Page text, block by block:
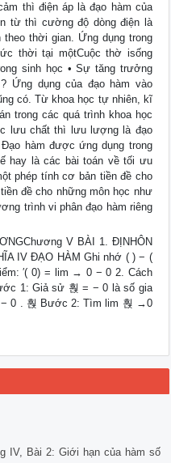
thì điện áp là đạo hàm của
từ thì cường độ dòng điện là
thời gian. Ứng dụng trong
thời tại mộtCuộc thờ isống
sinh học • Sự tăng trưởng
Ứng dụng của đạo hàm vào
có. Từ khoa học tự nhiên, kĩ
trong các quá trình khoa học
lưu chất thì lưu lượng là đạo
hàm được ứng dụng trong
hay là các bài toán về tối ưu
phép tính cơ bản tiền đề cho
đề cho những môn học như
trình vi phân đạo hàm riêng
V BÀI 1. ĐỊNHÔN
IV ĐẠO HÀM Ghi nhớ ( ) − (
′( 0) = lim → 0 − 0 2. Cách
1: Giả sử 훥 = − 0 là số gia
0 . 훥 Bước 2: Tìm lim 훥 →0
IV, Bài 2: Giới hạn của hàm số